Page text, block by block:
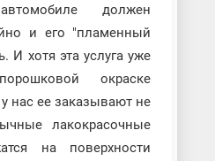
должен
и его "пламенный
И хотя эта услуга уже
окраске
нас ее заказывают не
лакокрасочные
на поверхности